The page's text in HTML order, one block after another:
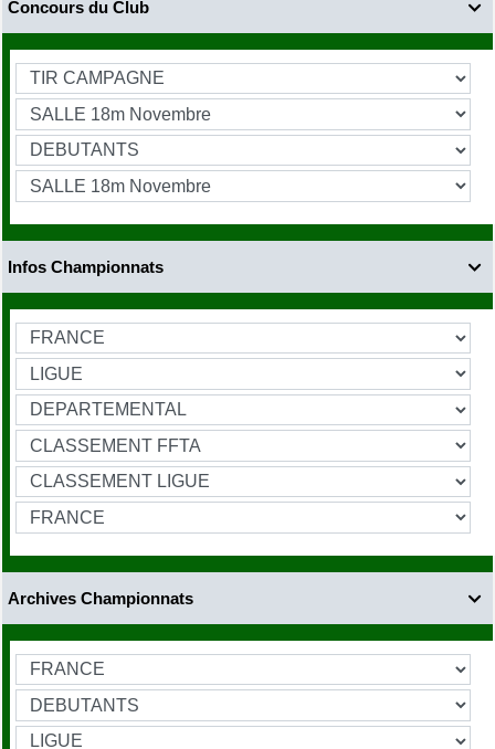

Concours du Club

Infos Championnats

Archives Championnats